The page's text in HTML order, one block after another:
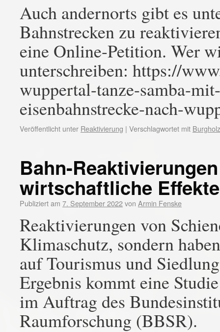
Auch andernorts gibt es
Bahnstrecken zu
eine Online-Petition. Wer
unterschreiben: https://
wuppertal-tanze-samba-
eisenbahnstrecke-nach-
Veröffentlicht unter Reaktivierung | Verschlagwortet mit
Bahn-
wirtschaftliche Effekte
Publiziert am 7. September 2022von Armin Fenske
Reaktivierungen von
Klimaschutz, sondern
auf Tourismus und
Ergebnis kommt eine
im Auftrag des
Raumforschung (BBSR).